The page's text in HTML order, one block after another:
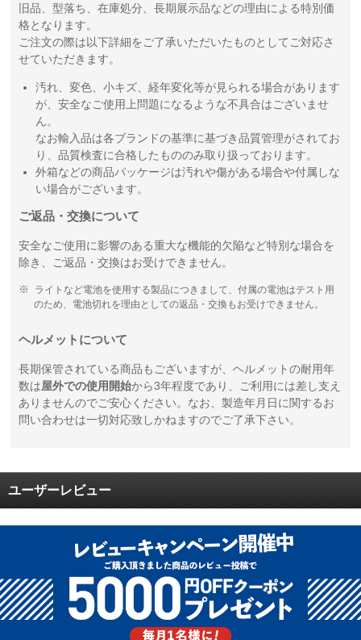
旧品、型落ち、在庫処分、長期展示品などの理由による特別価
格となります。
ご注文の際は以下詳細をご了承いただいたものとしてご対応さ
せていただきます。
汚れ、変色、小キズ、経年変化等が見られる場合があります
が、安全なご使用上問題になるような不具合はございませ
ん。
なお輸入品は各ブランドの基準に基づき品質管理がされてお
り、品質検査に合格したもののみ取り扱っております。
外箱などの商品パッケージは汚れや傷がある場合や付属しな
い場合がございます。
ご返品・交換について
安全なご使用に影響のある重大な機能的欠陥など特別な場合を
除き、ご返品・交換はお受けできません。
ライトなど電池を使用する製品につきまして、付属の電池はテスト用
のため、電池切れを理由としての返品・交換もお受けできません。
ヘルメットについて
長期保管されている商品もございますが、ヘルメットの耐用年
数は屋外での使用開始から3年程度であり、ご利用には差し支え
ありませんのでご安心ください。なお、製造年月日に関するお
問い合わせは一切対応致しかねますのでご了承下さい。
ユーザーレビュー